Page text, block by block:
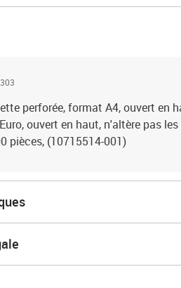
perforée, format A4, ouvert en
ouvert en haut, n'altère pas
pièces, (10715514-001)